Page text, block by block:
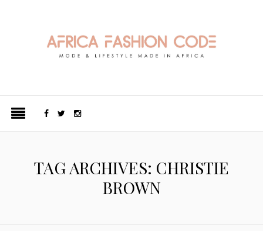
TAG ARCHIVES: CHRISTIE
BROWN